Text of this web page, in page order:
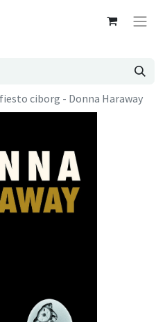
ciborg - Donna Haraway